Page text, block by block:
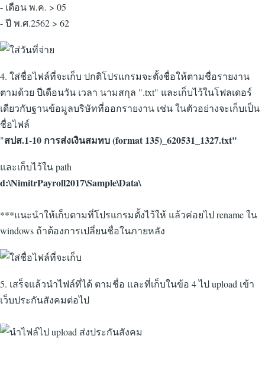
- เดือน พ.ค. > 05
- ปี พ.ศ.2562 > 62
4. ใส่ชื่อไฟล์ที่จะเก็บ ปกติโปรแกรมจะตั้งชื่อให้ตามชื่อรายงาน
ตามด้วย ปีเดือนวัน เวลา นามสกุล ".txt" และเก็บไว้ในโฟลเดอร์
เดียวกับฐานข้อมูลบริษัทที่ออกรายงาน เช่น ในตัวอย่างจะเก็บเป็น
ชื่อไฟล์
"สปส.1-10 การส่งเงินสมทบ (format 135)_620531_1327.txt"
และเก็บไว้ใน path
d:\NimitrPayroll2017\Sample\Data\
***แนะนำให้เก็บตามที่โปรแกรมตั้งไว้ให้ แล้วค่อยไป rename ใน
windows ถ้าต้องการเปลี่ยนชื่อในภายหลัง
5. เสร็จแล้วนำไฟล์ที่ได้ ตามชื่อ และที่เก็บในข้อ 4 ไป upload เข้า
เว็บประกันสังคมต่อไป